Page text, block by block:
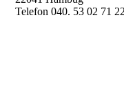
Telefon 040. 53 02 71 22